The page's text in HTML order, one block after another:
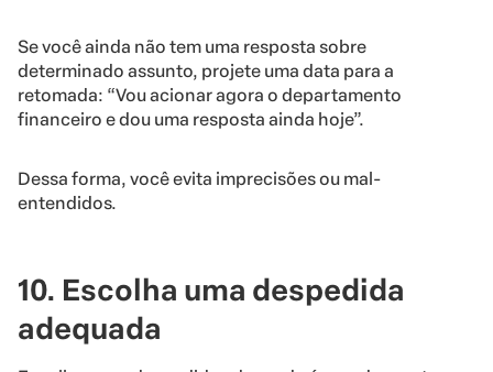
Se você ainda não tem uma resposta sobre
determinado assunto, projete uma data para a
retomada: “Vou acionar agora o departamento
financeiro e dou uma resposta ainda hoje”.
Dessa forma, você evita imprecisões ou mal-
entendidos.
10. Escolha uma despedida
adequada